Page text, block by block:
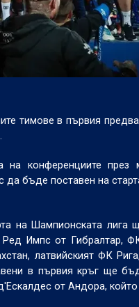
тимове в първия
конференциите през
бъде поставен на
на Шампионската
Импс от Гибралтар,
латвийският ФК
в първия кръг ще
от Андора, който